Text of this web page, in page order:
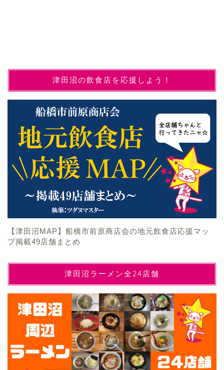
津田沼の飲食店を応援しよう！
【津田沼MAP】船橋市前原商店会の地元飲食店応援マッ
プ掲載49店舗まとめ
津田沼ラーメン全24店舗